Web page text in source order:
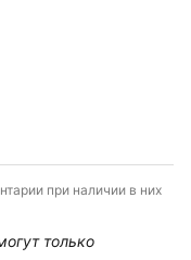
при наличии в них
только